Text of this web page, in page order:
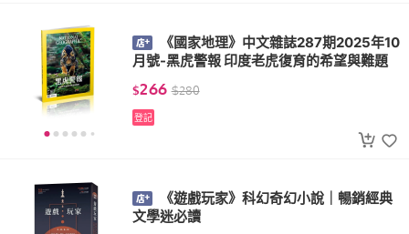
《國家地理》中文雜誌287期2025年10
月號-黑虎警報 印度老虎復育的希望與難題
$266 $280
登記
《遊戲玩家》科幻奇幻小說｜暢銷經典
文學迷必讀